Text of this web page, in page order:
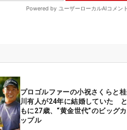
プロゴルファーの小祝さくらと桂
川有人が24年に結婚していた と
もに27歳、“黄金世代”のビッグカ
ップル